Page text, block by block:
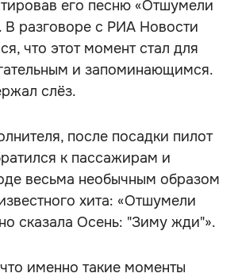
его песню «Отшумели
В разговоре с РИА Новости
что этот момент стал для
и запоминающимся.
слёз.
после посадки пилот
к пассажирам и
весьма необычным образом
хита: «Отшумели
сказала Осень: "Зиму жди"».
именно такие моменты